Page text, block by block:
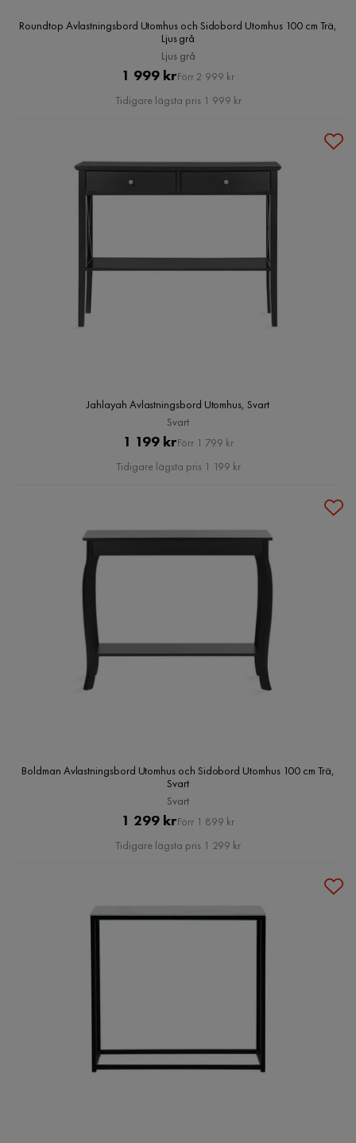
Roundtop Avlastningsbord Utomhus och Sidobord Utomhus 100 cm Trä,
Ljus grå
Ljus grå
Pris
1 999 krOriginal
Pris
Förr 2 999 kr
Tidigare lägsta pris 1 999 kr
Jahlayah Avlastningsbord Utomhus, Svart
Svart
Pris
1 199 krOriginal
Pris
Förr 1 799 kr
Tidigare lägsta pris 1 199 kr
Boldman Avlastningsbord Utomhus och Sidobord Utomhus 100 cm Trä,
Svart
Svart
Pris
1 299 krOriginal
Pris
Förr 1 899 kr
Tidigare lägsta pris 1 299 kr